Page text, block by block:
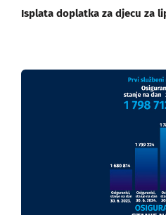
Isplata doplatka za djecu za